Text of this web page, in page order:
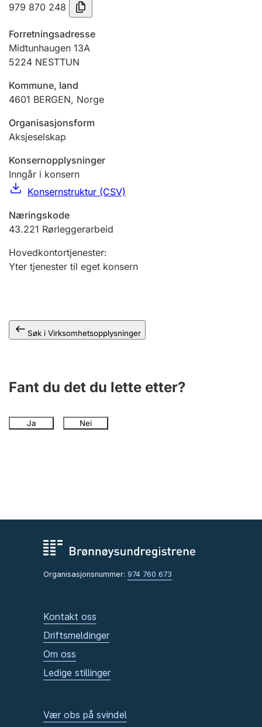
Jeger
Ektepaktveileder
Offentlig sektor
Andre tema
979 870 248
Forretningsadresse
Midtunhaugen 13A
5224 NESTTUN
Kommune, land
4601 BERGEN, Norge
Organisasjonsform
Aksjeselskap
Konsernopplysninger
Inngår i konsern
Konsernstruktur (CSV)
Næringskode
43.221 Rørleggerarbeid
Hovedkontortjenester:
Yter tjenester til eget konsern
Søk i Virksomhetsopplysninger
Fant du det du lette etter?
Ja Nei
Organisasjonsnummer: 974 760 673
Kontakt oss
Driftsmeldinger
Om oss
Ledige stillinger
Vær obs på svindel